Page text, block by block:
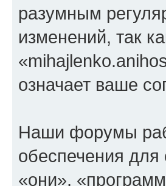
разумным
изменений, так
означает ваше
Наши форумы
обеспечения
«они»,